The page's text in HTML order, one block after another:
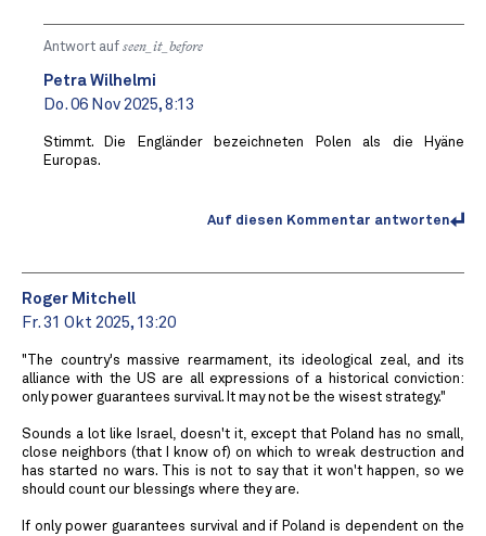
Antwort auf seen_it_before
Petra Wilhelmi
Do. 06 Nov 2025, 8:13
Stimmt. Die Engländer bezeichneten Polen als die Hyäne
Europas.
Auf diesen Kommentar antworten
Roger Mitchell
Fr. 31 Okt 2025, 13:20
"The country's massive rearmament, its ideological zeal, and its
alliance with the US are all expressions of a historical conviction:
only power guarantees survival. It may not be the wisest strategy."
Sounds a lot like Israel, doesn't it, except that Poland has no small,
close neighbors (that I know of) on which to wreak destruction and
has started no wars. This is not to say that it won't happen, so we
should count our blessings where they are.
If only power guarantees survival and if Poland is dependent on the